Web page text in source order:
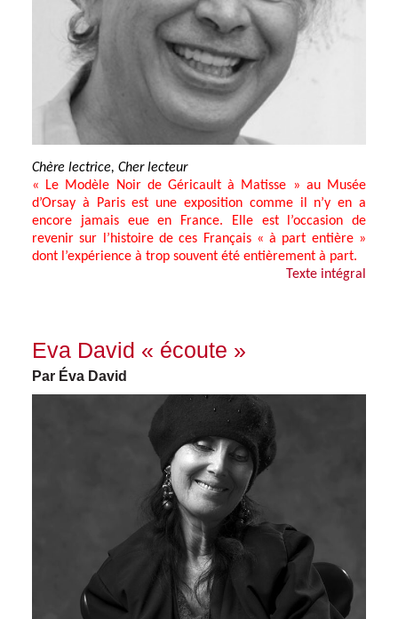
Chère lectrice, Cher lecteur
« Le Modèle Noir de Géricault à Matisse » au Musée
d’Orsay à Paris est une exposition comme il n’y en a
encore jamais eue en France. Elle est l’occasion de
revenir sur l’histoire de ces Français « à part entière »
dont l’expérience à trop souvent été entièrement à part.
Texte intégral
Eva David « écoute »
Par Éva David